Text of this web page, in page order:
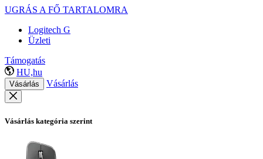
UGRÁS A FŐ TARTALOMRA
Logitech G
Üzleti
Támogatás
HU,hu
Vásárlás Vásárlás
Vásárlás kategória szerint